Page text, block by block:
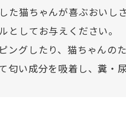
猫ちゃんが喜ぶおいしさ
してお与えください。
グしたり、猫ちゃんのた
い成分を吸着し、糞・尿